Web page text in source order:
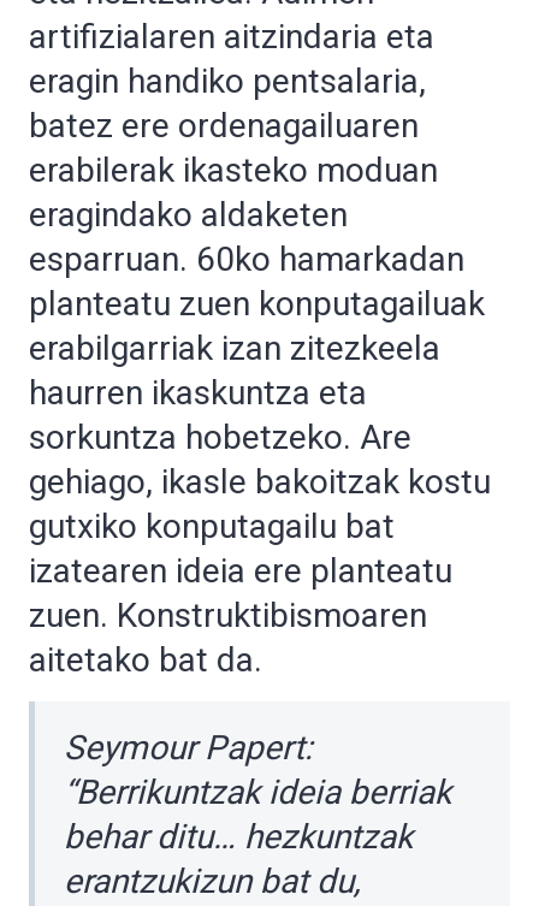
artifizialaren aitzindaria eta
eragin handiko pentsalaria,
batez ere ordenagailuaren
erabilerak ikasteko moduan
eragindako aldaketen
esparruan. 60ko hamarkadan
planteatu zuen konputagailuak
erabilgarriak izan zitezkeela
haurren ikaskuntza eta
sorkuntza hobetzeko. Are
gehiago, ikasle bakoitzak kostu
gutxiko konputagailu bat
izatearen ideia ere planteatu
zuen. Konstruktibismoaren
aitetako bat da.
Seymour Papert:
“Berrikuntzak ideia berriak
behar ditu… hezkuntzak
erantzukizun bat du,